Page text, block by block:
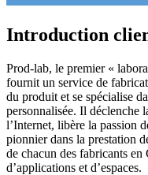
Introduction
Prod-lab, le premier «
fournit un service de
du produit et se spécialise
personnalisée. Il déclenche
l’Internet, libère la passion
pionnier dans la prestation
de chacun des fabricants
d’applications et d’espaces.